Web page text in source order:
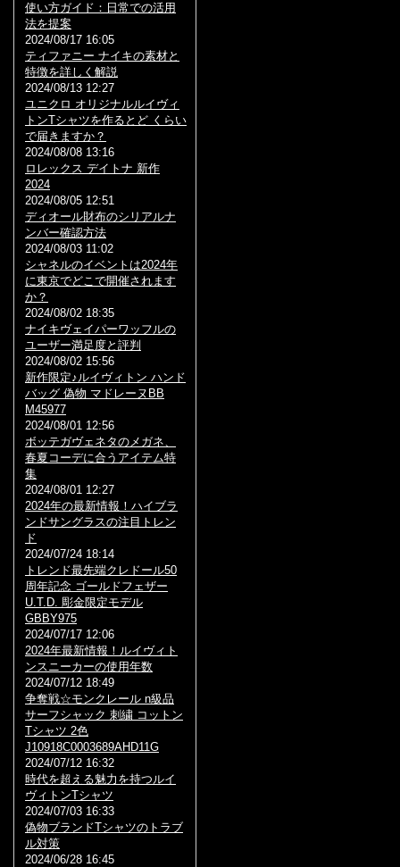
使い方ガイド：日常での活用
法を提案
2024/08/17 16:05
ティファニー ナイキの素材と
特徴を詳しく解説
2024/08/13 12:27
ユニクロ オリジナルルイヴィ
トンTシャツを作るとど くらい
で届きますか？
2024/08/08 13:16
ロレックス デイトナ 新作
2024
2024/08/05 12:51
ディオール財布のシリアルナ
ンバー確認方法
2024/08/03 11:02
シャネルのイベントは2024年
に東京でどこで開催されます
か？
2024/08/02 18:35
ナイキヴェイパーワッフルの
ユーザー満足度と評判
2024/08/02 15:56
新作限定♪ルイヴィトン ハンド
バッグ 偽物 マドレーヌBB
M45977
2024/08/01 12:56
ボッテガヴェネタのメガネ、
春夏コーデに合うアイテム特
集
2024/08/01 12:27
2024年の最新情報！ハイブラ
ンドサングラスの注目トレン
ド
2024/07/24 18:14
トレンド最先端クレドール50
周年記念 ゴールドフェザー
U.T.D. 彫金限定モデル
GBBY975
2024/07/17 12:06
2024年最新情報！ルイヴィト
ンスニーカーの使用年数
2024/07/12 18:49
争奪戦☆モンクレール n級品
サーフシャック 刺繍 コットン
Tシャツ 2色
J10918C0003689AHD11G
2024/07/12 16:32
時代を超える魅力を持つルイ
ヴィトンTシャツ
2024/07/03 16:33
偽物ブランドTシャツのトラブ
ル対策
2024/06/28 16:45